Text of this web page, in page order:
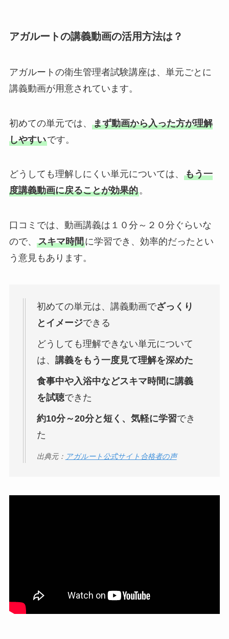
アガルートの講義動画の活用方法は？
アガルートの衛生管理者試験講座は、単元ごとに
講義動画が用意されています。
初めての単元では、 まず動画から入った方が理解
しやすいです。
どうしても理解しにくい単元については、 もう一
度講義動画に戻ることが効果的。
口コミでは、動画講義は１０分～２０分ぐらいな
ので、 スキマ時間に学習でき、効率的だったとい
う意見もあります。
初めての単元は、講義動画でざっくり
とイメージできる
どうしても理解できない単元について
は、 講義をもう一度見て理解を深めた
食事中や入浴中などスキマ時間に講義
を試聴できた
約10分～20分と短く、気軽に学習でき
た
出典元： アガルート公式サイト合格者の声